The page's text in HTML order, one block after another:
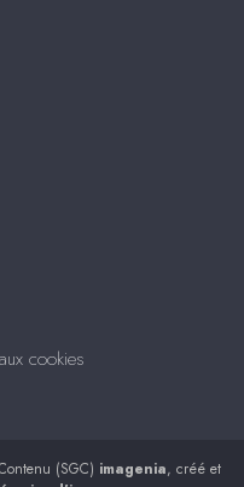
cookies
(SGC) imagenia, créé et